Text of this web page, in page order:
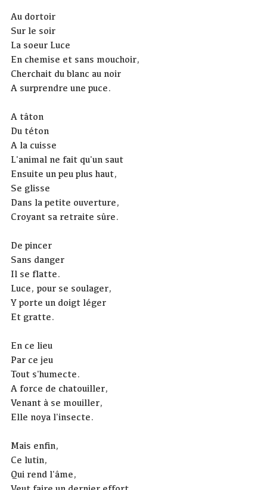
Au dortoir
Sur le soir
La soeur Luce
En chemise et sans mouchoir,
Cherchait du blanc au noir
A surprendre une puce.
A tâton
Du téton
A la cuisse
L'animal ne fait qu'un saut
Ensuite un peu plus haut,
Se glisse
Dans la petite ouverture,
Croyant sa retraite sûre.
De pincer
Sans danger
Il se flatte.
Luce, pour se soulager,
Y porte un doigt léger
Et gratte.
En ce lieu
Par ce jeu
Tout s'humecte.
A force de chatouiller,
Venant à se mouiller,
Elle noya l'insecte.
Mais enfin,
Ce lutin,
Qui rend l'âme,